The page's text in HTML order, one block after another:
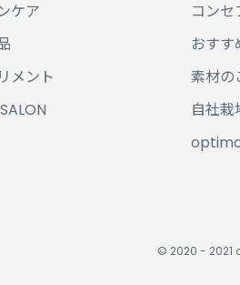
ケア
メント
コンセ
おすす
素材の
自社
© 2020 - 2021